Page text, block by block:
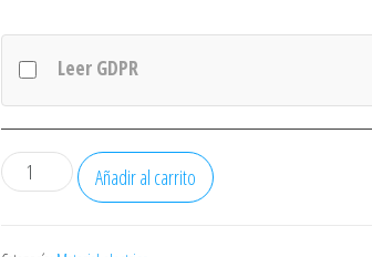
Leer GDPR
CLAVIJA
DOBLE
Añadir al carrito